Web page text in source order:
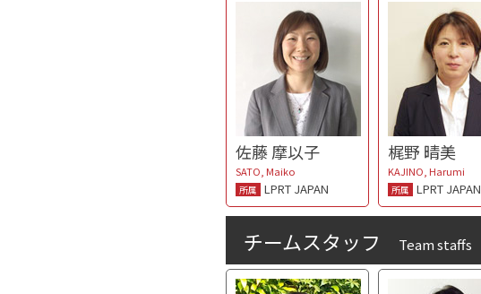
佐藤 摩以子
SATO, Maiko
所属 LPRT JAPAN
梶野 晴美
KAJINO, Harumi
所属 LPRT JAPAN
チームスタッフ Team staffs